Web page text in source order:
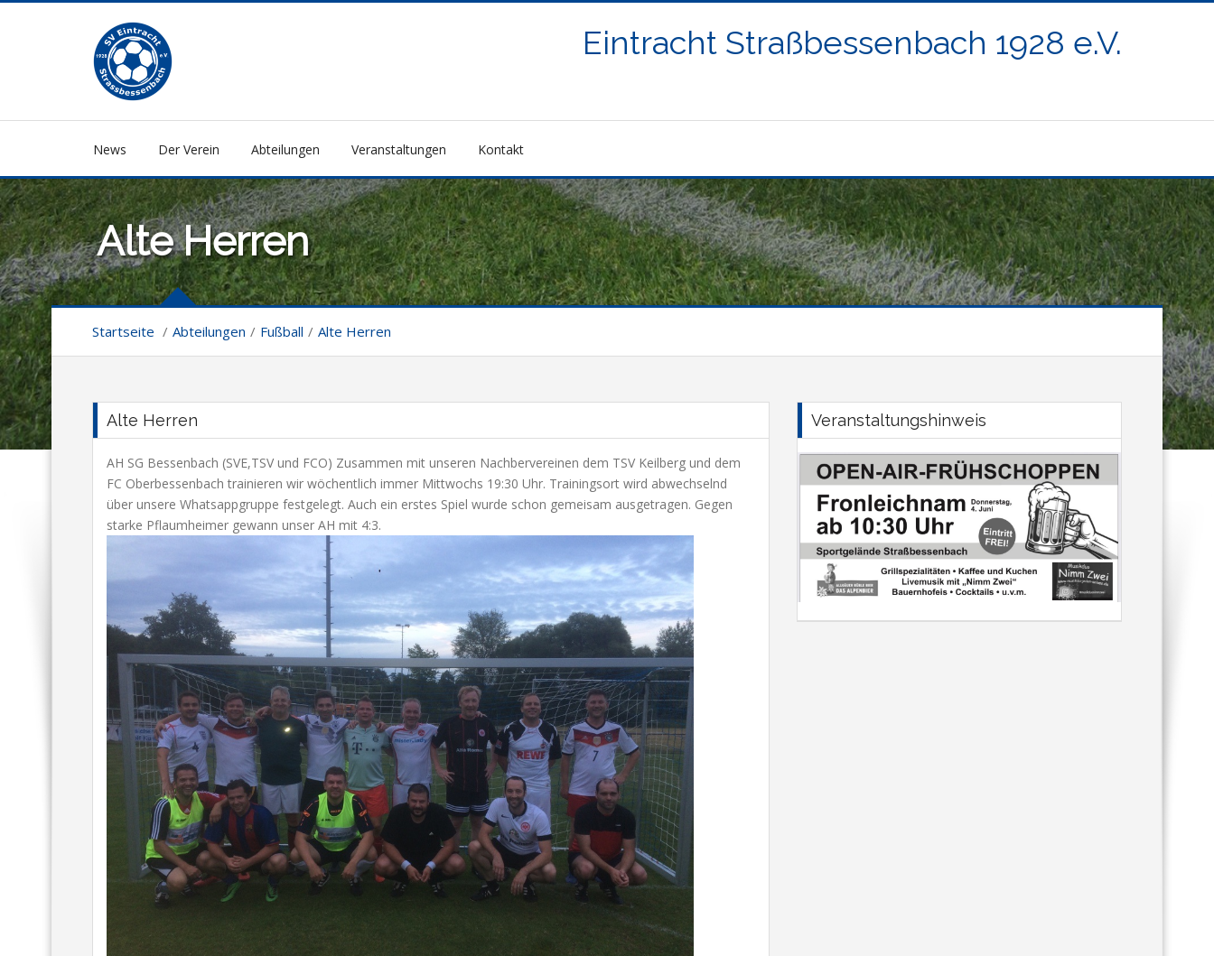
Eintracht Straßbessenbach 1928 e.V.
News Der Verein Abteilungen Veranstaltungen Kontakt
Alte Herren
Startseite / Abteilungen / Fußball / Alte Herren
Alte Herren
AH SG Bessenbach (SVE,TSV und FCO) Zusammen mit unseren Nachbervereinen dem TSV Keilberg und dem
FC Oberbessenbach trainieren wir wöchentlich immer Mittwochs 19:30 Uhr. Trainingsort wird abwechselnd
über unsere Whatsappgruppe festgelegt. Auch ein erstes Spiel wurde schon gemeisam ausgetragen. Gegen
starke Pflaumheimer gewann unser AH mit 4:3.
Veranstaltungshinweis